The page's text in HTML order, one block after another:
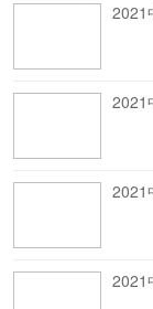
2021
2021
2021
2021